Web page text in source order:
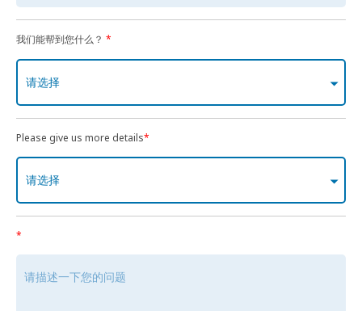
我们能帮到您什么？ *
请选择
Please give us more details*
请选择
*